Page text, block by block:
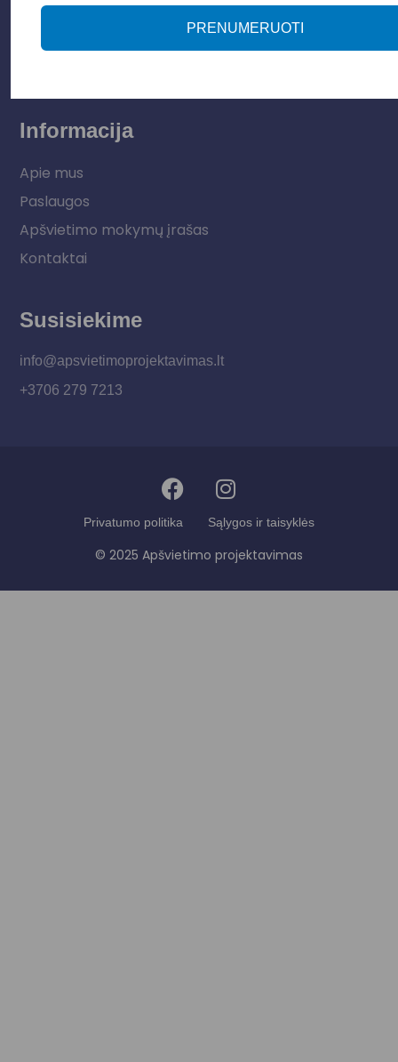
Lauko šviestuvai
LED juostos
Informacija
Apie mus
Paslaugos
Apšvietimo mokymų įrašas
Kontaktai
Susisiekime
info@apsvietimoprojektavimas.lt
+3706 279 7213
Privatumo politika Sąlygos ir taisyklės
© 2025 Apšvietimo projektavimas
PRENUMERUOTI